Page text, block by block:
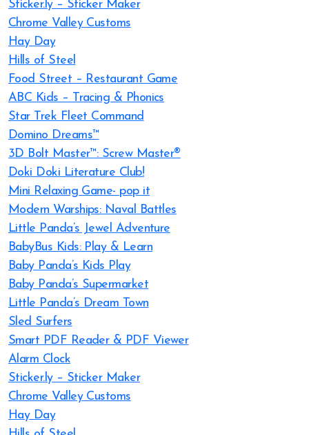
Sticker.ly – Sticker Maker
Chrome Valley Customs
Hay Day
Hills of Steel
Food Street – Restaurant Game
ABC Kids – Tracing & Phonics
Star Trek Fleet Command
Domino Dreams™
3D Bolt Master™: Screw Master®
Doki Doki Literature Club!
Mini Relaxing Game- pop it
Modern Warships: Naval Battles
Little Panda’s Jewel Adventure
BabyBus Kids: Play & Learn
Baby Panda’s Kids Play
Baby Panda’s Supermarket
Little Panda’s Dream Town
Sled Surfers
Smart PDF Reader & PDF Viewer
Alarm Clock
Sticker.ly – Sticker Maker
Chrome Valley Customs
Hay Day